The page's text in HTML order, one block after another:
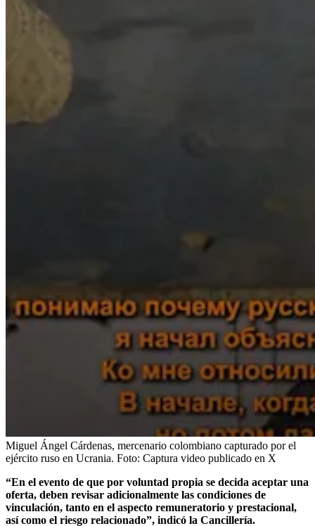
Miguel Ángel Cárdenas, mercenario colombiano capturado por el
ejército ruso en Ucrania. Foto: Captura video publicado en X
“En el evento de que por voluntad propia se decida aceptar una
oferta, deben revisar adicionalmente las condiciones de
vinculación, tanto en el aspecto remuneratorio y prestacional,
así como el riesgo relacionado”, indicó la Cancillería.